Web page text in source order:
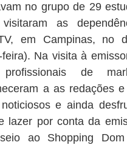
no grupo de 29
as
em Campinas, no
Na visita à
de
a as redações
e ainda
lazer por conta da
ao Shopping